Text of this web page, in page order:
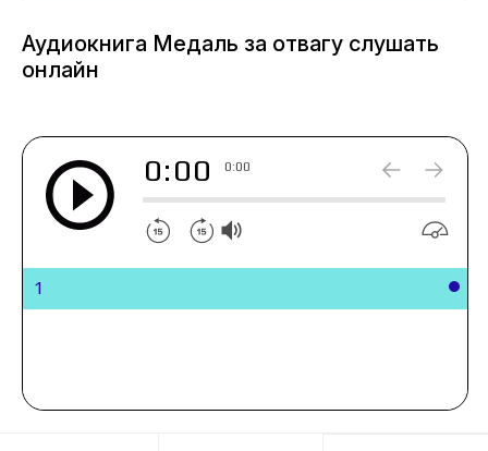
Аудиокнига Медаль за отвагу слушать
онлайн
0:00 0:00
1